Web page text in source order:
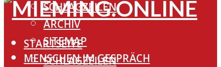
SCHLAGZEILEN
ARCHIV
SITEMAP
MENSCHEN IM GESPRÄCH
STARTSEITE
SCHLAGZEILEN